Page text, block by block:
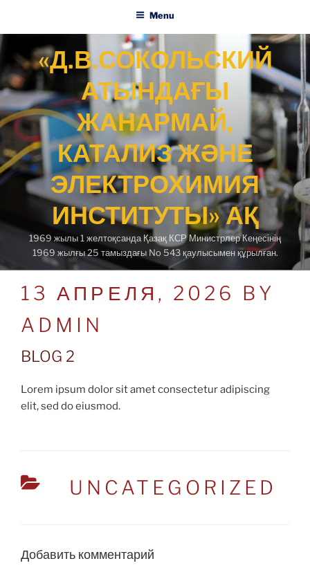
Skip
content«Д.В.СОКОЛЬСКИЙ
АТЫНДАҒЫ
ЖАНАРМАЙ,
КАТАЛИЗ ЖӘНЕ
ЭЛЕКТРОХИМИЯ
ИНСТИТУТЫ» АҚ
1969 жылы 1 желтоқсанда Қазақ КСР Министрлер Кеңесінің
1969 жылғы 25 тамыздағы No 543 қаулысымен құрылған.
Menu
POSTED
ON
13 АПРЕЛЯ, 2026 BY
ADMIN
BLOG 2
Lorem ipsum dolor sit amet consectetur adipiscing
elit, sed do eiusmod.
CATEGORIES
UNCATEGORIZED
Добавить комментарий